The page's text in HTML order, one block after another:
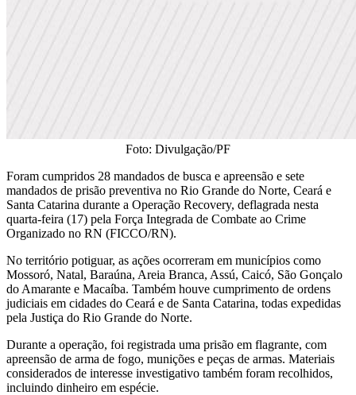
Foto: Divulgação/PF
Foram cumpridos 28 mandados de busca e apreensão e sete
mandados de prisão preventiva no Rio Grande do Norte, Ceará e
Santa Catarina durante a Operação Recovery, deflagrada nesta
quarta-feira (17) pela Força Integrada de Combate ao Crime
Organizado no RN (FICCO/RN).
No território potiguar, as ações ocorreram em municípios como
Mossoró, Natal, Baraúna, Areia Branca, Assú, Caicó, São Gonçalo
do Amarante e Macaíba. Também houve cumprimento de ordens
judiciais em cidades do Ceará e de Santa Catarina, todas expedidas
pela Justiça do Rio Grande do Norte.
Durante a operação, foi registrada uma prisão em flagrante, com
apreensão de arma de fogo, munições e peças de armas. Materiais
considerados de interesse investigativo também foram recolhidos,
incluindo dinheiro em espécie.